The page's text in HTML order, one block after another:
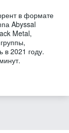
в формате
Abyssal
Metal,
в 2021 году.